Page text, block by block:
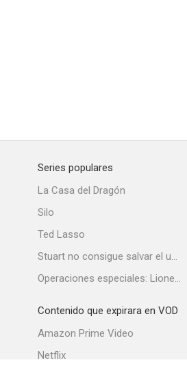
Series populares
La Casa del Dragón
Silo
Ted Lasso
Stuart no consigue salvar el universo
Operaciones especiales: Lioness
Contenido que expirara en VOD
Amazon Prime Video
Netflix